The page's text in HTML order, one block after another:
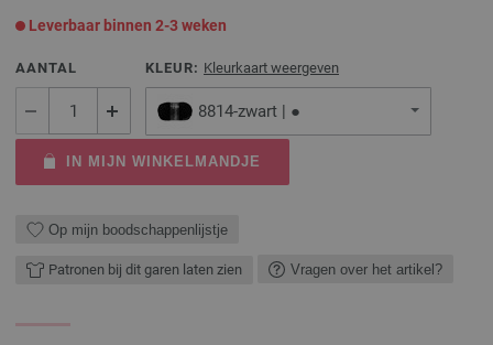
Leverbaar binnen 2-3 weken
AANTAL KLEUR: Kleurkaart weergeven
8814-zwart | ●
IN MIJN WINKELMANDJE
Op mijn boodschappenlijstje
Patronen bij dit garen laten zien Vragen over het artikel?